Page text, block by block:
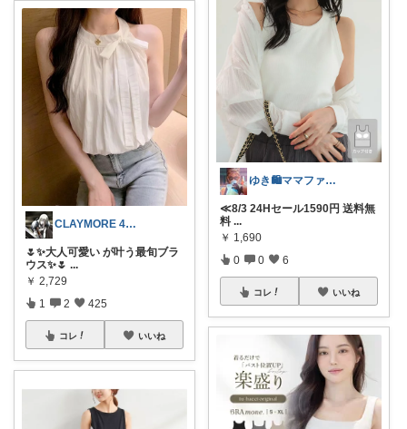
CLAYMORE 4日経由購入感謝です
🌷✨大人可愛い が叶う最旬ブラ
ウス✨🌷 ...
￥ 2,729
1 2 425
コレ いいね
ゆき🛍️ママファッション♡
≪8/3 24Hセール1590円 送料無
料 ...
￥ 1,690
0 0 6
コレ いいね